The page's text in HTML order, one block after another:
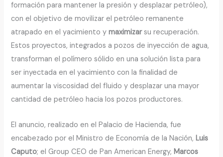
formación para mantener la presión y desplazar petróleo),
con el objetivo de movilizar el petróleo remanente
atrapado en el yacimiento ymaximizarsu recuperación.
Estos proyectos, integrados a pozos de inyección de agua,
transforman el polímero sólido en una solución lista para
ser inyectada en el yacimiento con la finalidad de
aumentar la viscosidad del fluido y desplazar una mayor
cantidad de petróleo hacia los pozos productores.
El anuncio, realizado en el Palacio de Hacienda, fue
encabezado por el Ministro de Economía de la Nación, Luis
Caputo; el Group CEO de Pan American Energy, Marcos